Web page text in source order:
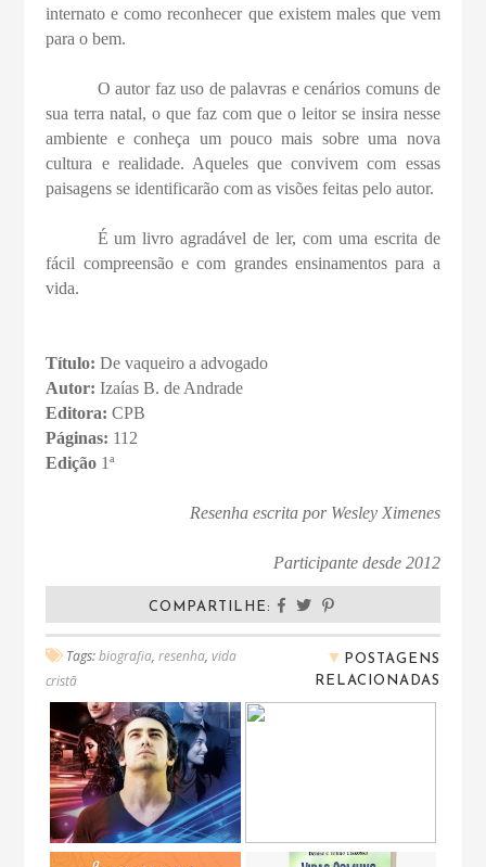
internato e como reconhecer que existem males que vem
para o bem.
O autor faz uso de palavras e cenários comuns de
sua terra natal, o que faz com que o leitor se insira nesse
ambiente e conheça um pouco mais sobre uma nova
cultura e realidade. Aqueles que convivem com essas
paisagens se identificarão com as visões feitas pelo autor.
É um livro agradável de ler, com uma escrita de
fácil compreensão e com grandes ensinamentos para a
vida.
Título:De vaqueiro a advogado
Autor:Izaías B. de Andrade
Editora: CPB
Páginas: 112
Edição 1ª
Resenha escrita por Wesley Ximenes
Participante desde 2012
COMPARTILHE:
Tags:biografia,resenha,vida
cristã
▼ POSTAGENS
RELACIONADAS